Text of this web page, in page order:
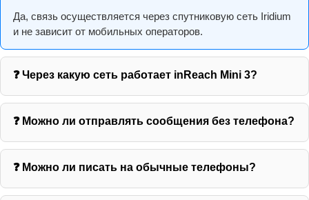
Да, связь осуществляется через спутниковую сеть Iridium
и не зависит от мобильных операторов.
❓ Через какую сеть работает inReach Mini 3?
❓ Можно ли отправлять сообщения без телефона?
❓ Можно ли писать на обычные телефоны?